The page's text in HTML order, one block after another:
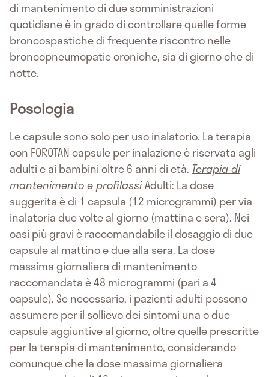
di mantenimento di due somministrazioni
quotidiane è in grado di controllare quelle forme
broncospastiche di frequente riscontro nelle
broncopneumopatie croniche, sia di giorno che di
notte.
Posologia
Le capsule sono solo per uso inalatorio. La terapia
con FOROTAN capsule per inalazione è riservata agli
adulti e ai bambini oltre 6 anni di età. Terapia di
mantenimento e profilassiAdulti: La dose
suggerita è di 1 capsula (12 microgrammi) per via
inalatoria due volte al giorno (mattina e sera). Nei
casi più gravi è raccomandabile il dosaggio di due
capsule al mattino e due alla sera. La dose
massima giornaliera di mantenimento
raccomandata è 48 microgrammi (pari a 4
capsule). Se necessario, i pazienti adulti possono
assumere per il sollievo dei sintomi una o due
capsule aggiuntive al giorno, oltre quelle prescritte
per la terapia di mantenimento, considerando
comunque che la dose massima giornaliera